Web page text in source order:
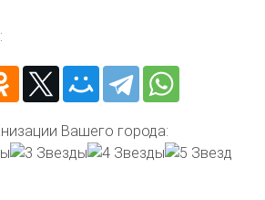
Вашего города: